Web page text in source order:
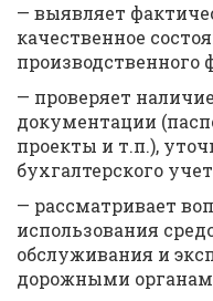
— выявляет
качественное
производственного
— проверяет
документации
проекты и т.п.),
бухгалтерского
— рассматривает
использования
обслуживания и
дорожными